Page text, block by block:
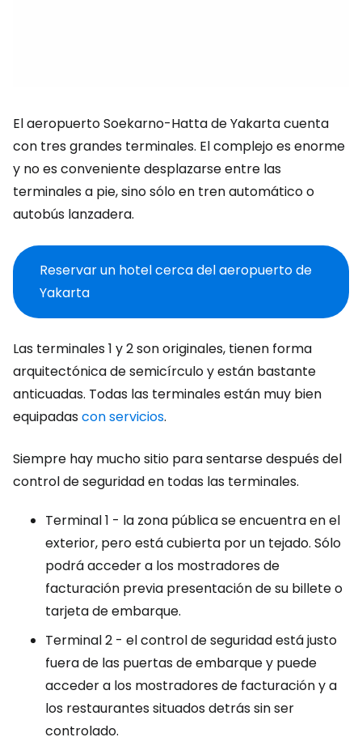
El aeropuerto Soekarno-Hatta de Yakarta cuenta
con tres grandes terminales. El complejo es enorme
y no es conveniente desplazarse entre las
terminales a pie, sino sólo en tren automático o
autobús lanzadera.
Reservar un hotel cerca del aeropuerto de
Yakarta
Las terminales 1 y 2 son originales, tienen forma
arquitectónica de semicírculo y están bastante
anticuadas. Todas las terminales están muy bien
equipadascon servicios.
Siempre hay mucho sitio para sentarse después del
control de seguridad en todas las terminales.
Terminal 1 - la zona pública se encuentra en el
exterior, pero está cubierta por un tejado. Sólo
podrá acceder a los mostradores de
facturación previa presentación de su billete o
tarjeta de embarque.
Terminal 2 - el control de seguridad está justo
fuera de las puertas de embarque y puede
acceder a los mostradores de facturación y a
los restaurantes situados detrás sin ser
controlado.